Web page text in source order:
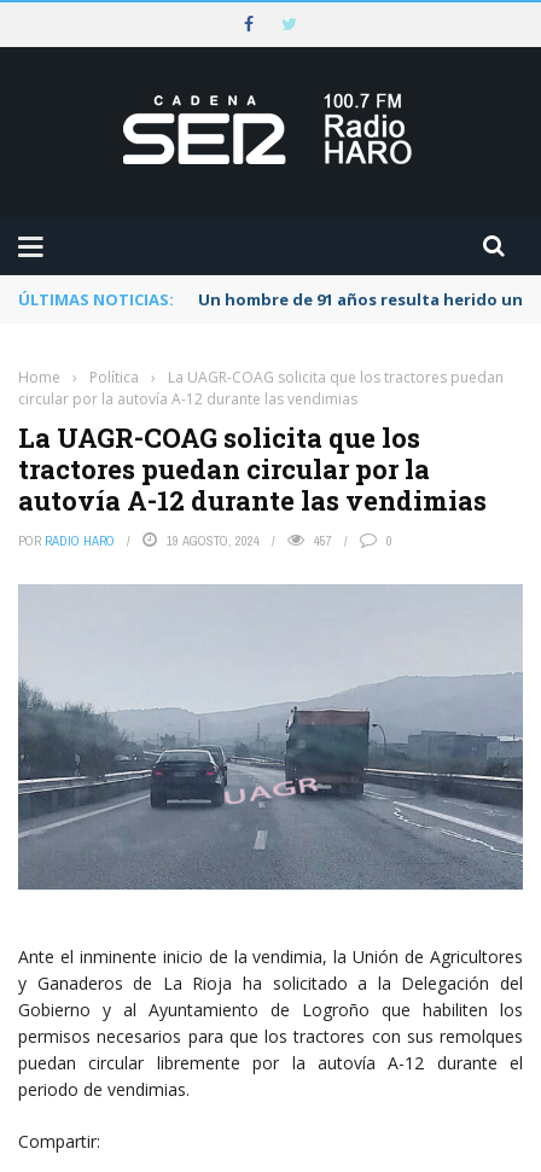
ÚLTIMAS NOTICIAS: Un hombre de 91 años resulta herido
Home › Política ›
La UAGR-COAG solicita que los tractores puedan
circular por la autovía A-12 durante las vendimias
La UAGR-COAG solicita que los
tractores puedan circular por la
autovía A-12 durante las vendimias
POR RADIO HARO 19 AGOSTO, 2024 457 0
Ante el inminente inicio de la vendimia, la Unión de Agricultores
y Ganaderos de La Rioja ha solicitado a la Delegación del
Gobierno y al Ayuntamiento de Logroño que habiliten los
permisos necesarios para que los tractores con sus remolques
puedan circular libremente por la autovía A-12 durante el
periodo de vendimias.
Compartir: